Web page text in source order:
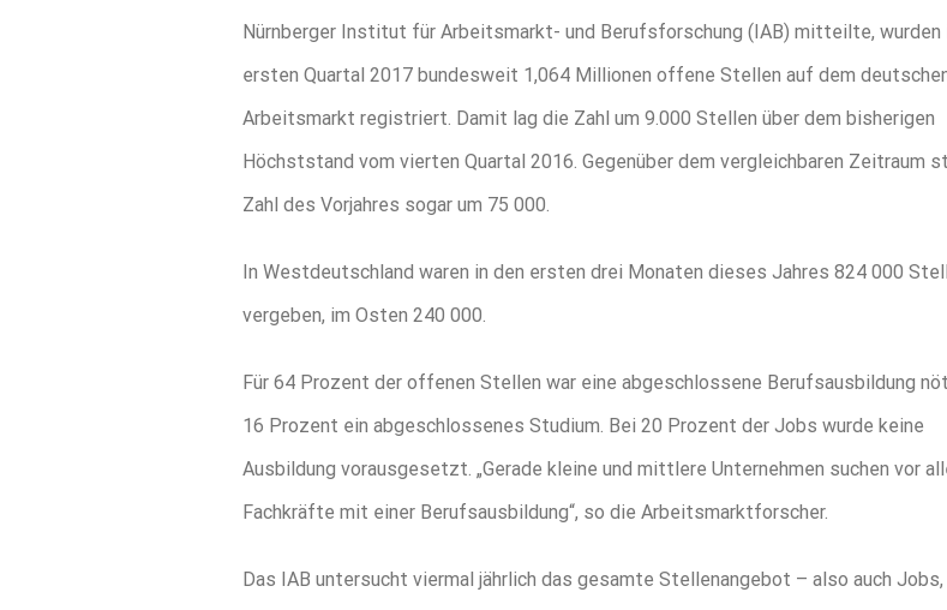
Nürnberger Institut für Arbeitsmarkt- und Berufsforschung (IAB) mitteilte, wurden
ersten Quartal 2017 bundesweit 1,064 Millionen offene Stellen auf dem
Arbeitsmarkt registriert. Damit lag die Zahl um 9.000 Stellen über dem bisherigen
Höchststand vom vierten Quartal 2016. Gegenüber dem vergleichbaren Zeitraum
Zahl des Vorjahres sogar um 75 000.
In Westdeutschland waren in den ersten drei Monaten dieses Jahres 824 000
vergeben, im Osten 240 000.
Für 64 Prozent der offenen Stellen war eine abgeschlossene Berufsausbildung
16 Prozent ein abgeschlossenes Studium. Bei 20 Prozent der Jobs wurde keine
Ausbildung vorausgesetzt. „Gerade kleine und mittlere Unternehmen suchen vor
Fachkräfte mit einer Berufsausbildung“, so die Arbeitsmarktforscher.
Das IAB untersucht viermal jährlich das gesamte Stellenangebot – also auch Jobs,